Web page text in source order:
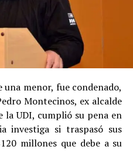
una menor, fue condenado,
Montecinos, ex alcalde
la UDI, cumplió su pena en
investiga si traspasó sus
millones que debe a su